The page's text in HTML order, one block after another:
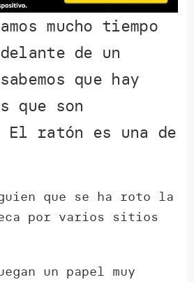
mucho tiempo
de un
que hay
que son
El ratón es una de
que se ha roto la
por varios sitios
un papel muy